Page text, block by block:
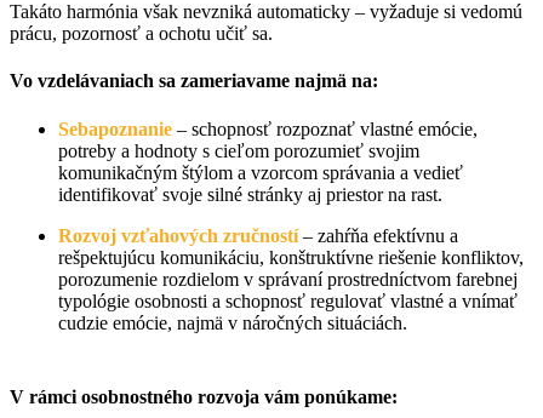
Takáto harmónia však nevzniká automaticky – vyžaduje si vedomú
prácu, pozornosť a ochotu učiť sa.
Vo vzdelávaniach sa zameriavame najmä na:
Sebapoznanie – schopnosť rozpoznať vlastné emócie,
potreby a hodnoty s cieľom porozumieť svojim
komunikačným štýlom a vzorcom správania a vedieť
identifikovať svoje silné stránky aj priestor na rast.
Rozvoj vzťahových zručností– zahŕňa efektívnu a
rešpektujúcu komunikáciu, konštruktívne riešenie konfliktov,
porozumenie rozdielom v správaní prostredníctvom farebnej
typológie osobnosti a schopnosť regulovať vlastné a vnímať
cudzie emócie, najmä v náročných situáciách.
V rámci osobnostného rozvoja vám ponúkame: